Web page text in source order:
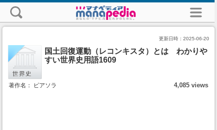
更新日時： 2025-06-20
国土回復運動（レコンキスタ）とは わかりや
すい世界史用語1609
著作名： ピアソラ 4,085 views